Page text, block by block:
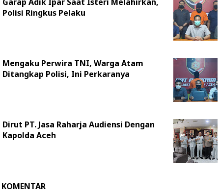
Polisi Ringkus Pelaku
Mengaku Perwira TNI, Warga Atam
Ditangkap Polisi, Ini Perkaranya
Dirut PT. Jasa Raharja Audiensi Dengan
Kapolda Aceh
KOMENTAR